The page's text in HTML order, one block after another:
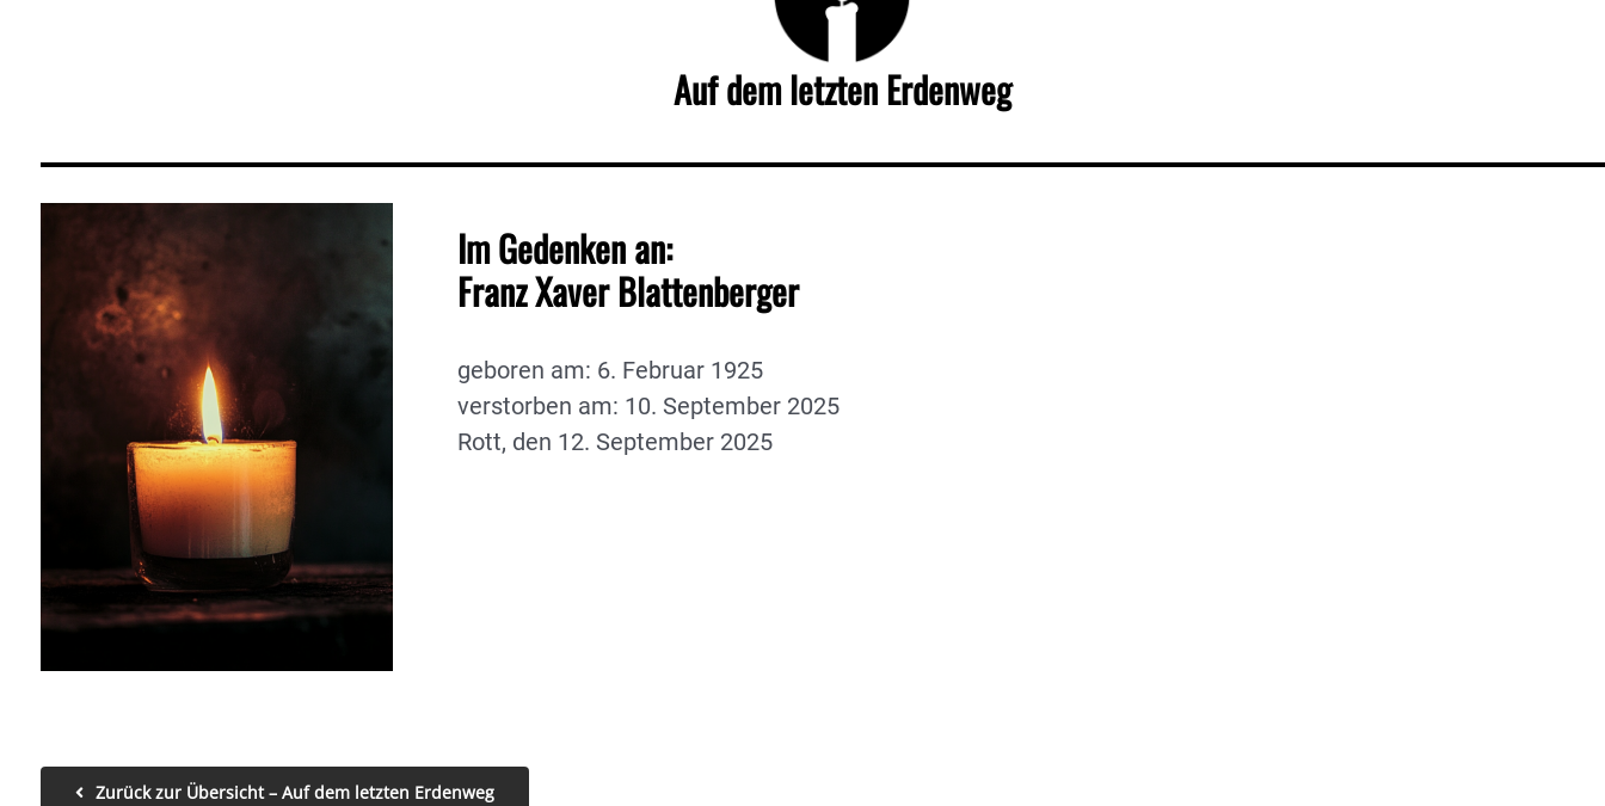
Auf dem letzten Erdenweg
Im Gedenken an:
Franz Xaver Blattenberger
geboren am: 6. Februar 1925
verstorben am: 10. September 2025
Rott, den 12. September 2025
Zurück zur Übersicht – Auf dem letzten Erdenweg